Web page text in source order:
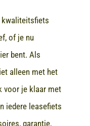
kwaliteitsfiets
of je nu
bent. Als
alleen met het
voor je klaar met
iedere leasefiets
garantie,